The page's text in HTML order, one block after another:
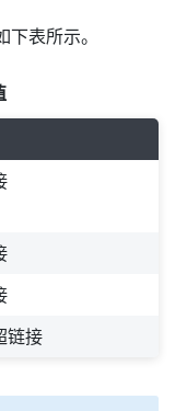
表所示。
链接